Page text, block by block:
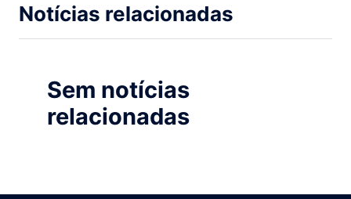
Notícias relacionadas
Sem notícias
relacionadas